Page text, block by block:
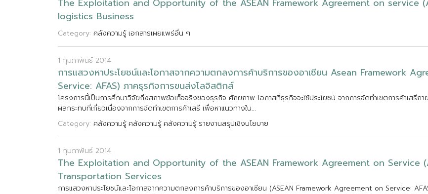
The Exploitation and Opportunity of the ASEAN Framework Agreement on service (
logistics Business
Category: คลังความรู้เอกสารเผยแพร่อื่น ๆ
1 กุมภาพันธ์ 2014
การแสวงหาประโยชนและโอกาสจากความตกลงการคาบรการของอาเซยน Asean Framework Agr
Service: AFAS) ภาคธรกจการขนสงโลจสตกส
โครงการนเปนการศกษาวจยถงสภาพขอเทจจรงของธรกจ ศกยภาพ โอกาสทธรกจจะใชประโยชน จากการจดทเขตการคาเสรภา
ผลกระทบทเกยวเนองจากการจดทเขตการคาเสร เพอหาแนวทางใน...
Category: คลังความรู้คลังความรู้คลังความรู้ รายงานสรุปเชิงนโยบาย
1 กุมภาพันธ์ 2014
The Exploitation and Opportunity of the ASEAN Framework Agreement on Service (
Transportation Services
การแสวงหาประโยชนและโอกาสจากความตกลงการคาบรการของอาเซยน (ASEAN Framework Agreement on Service: AFA